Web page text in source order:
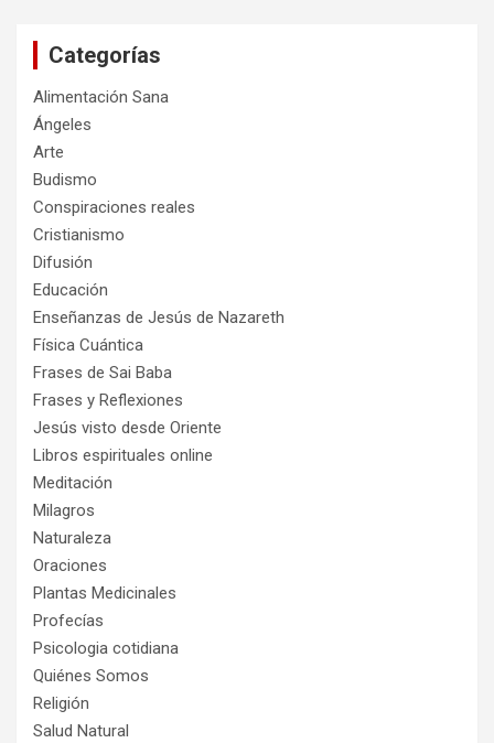
Categorías
Alimentación Sana
Ángeles
Arte
Budismo
Conspiraciones reales
Cristianismo
Difusión
Educación
Enseñanzas de Jesús de Nazareth
Física Cuántica
Frases de Sai Baba
Frases y Reflexiones
Jesús visto desde Oriente
Libros espirituales online
Meditación
Milagros
Naturaleza
Oraciones
Plantas Medicinales
Profecías
Psicologia cotidiana
Quiénes Somos
Religión
Salud Natural